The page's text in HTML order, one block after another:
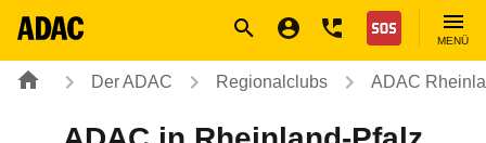
Nothilfe
MENÜ
Der ADAC Regionalclubs ADAC